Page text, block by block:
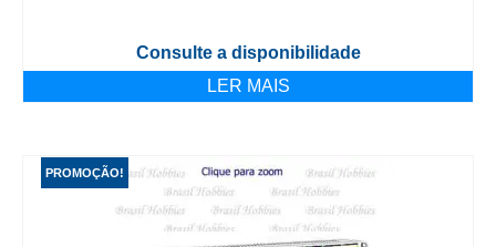
Consulte a disponibilidade
LER MAIS
PROMOÇÃO!